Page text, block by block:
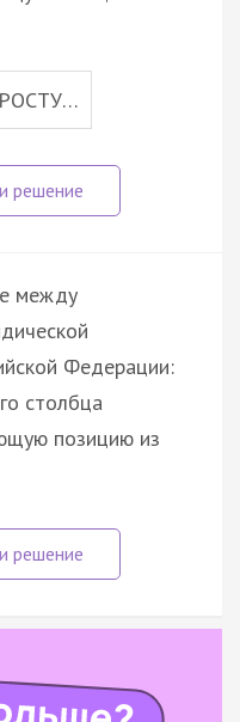
между
Федерации:
столбца
позицию из